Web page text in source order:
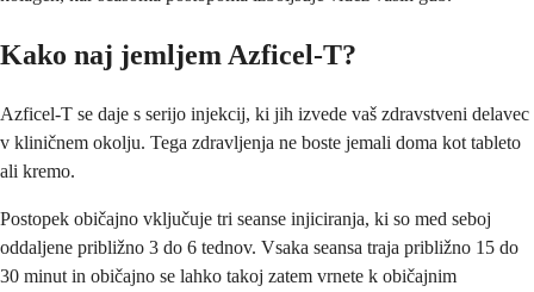
Kako naj jemljem Azficel-T?
Azficel-T se daje s serijo injekcij, ki jih izvede vaš zdravstveni delavec
v kliničnem okolju. Tega zdravljenja ne boste jemali doma kot tableto
ali kremo.
Postopek običajno vključuje tri seanse injiciranja, ki so med seboj
oddaljene približno 3 do 6 tednov. Vsaka seansa traja približno 15 do
30 minut in običajno se lahko takoj zatem vrnete k običajnim